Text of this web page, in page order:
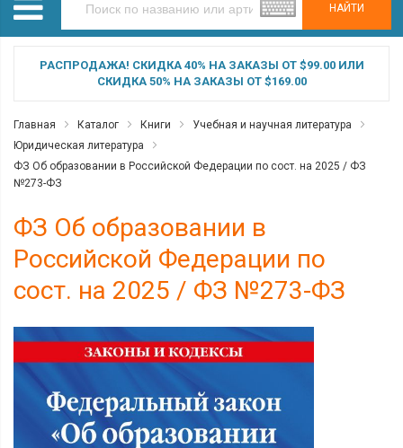
НАЙТИ
РАСПРОДАЖА! СКИДКА 40% НА ЗАКАЗЫ ОТ $99.00 ИЛИ
СКИДКА 50% НА ЗАКАЗЫ ОТ $169.00
Главная Каталог Книги
Учебная и научная литература
Юридическая литература
ФЗ Об образовании в Российской Федерации по сост. на 2025 / ФЗ
№273-ФЗ
ФЗ Об образовании в
Российской Федерации по
сост. на 2025 / ФЗ №273-ФЗ